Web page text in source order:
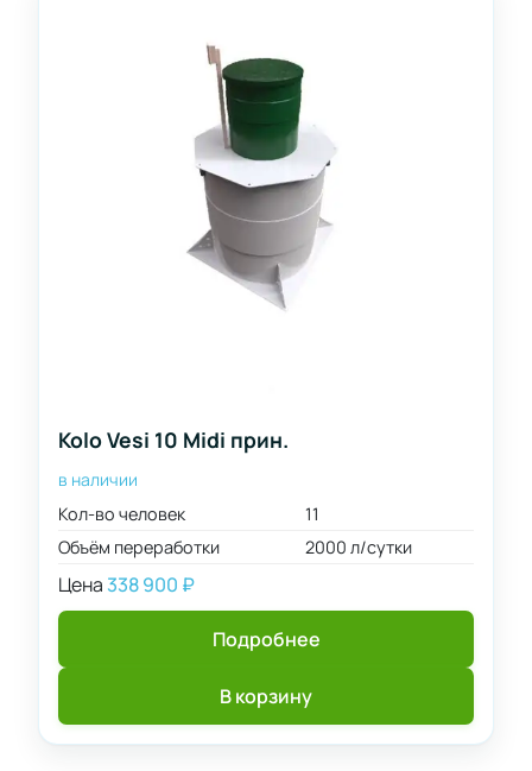
Kolo Vesi 10 Midi прин.
в наличии
Кол-во человек
11
Объём переработки
2000 л/сутки
Цена 338 900 ₽
Подробнее
В корзину